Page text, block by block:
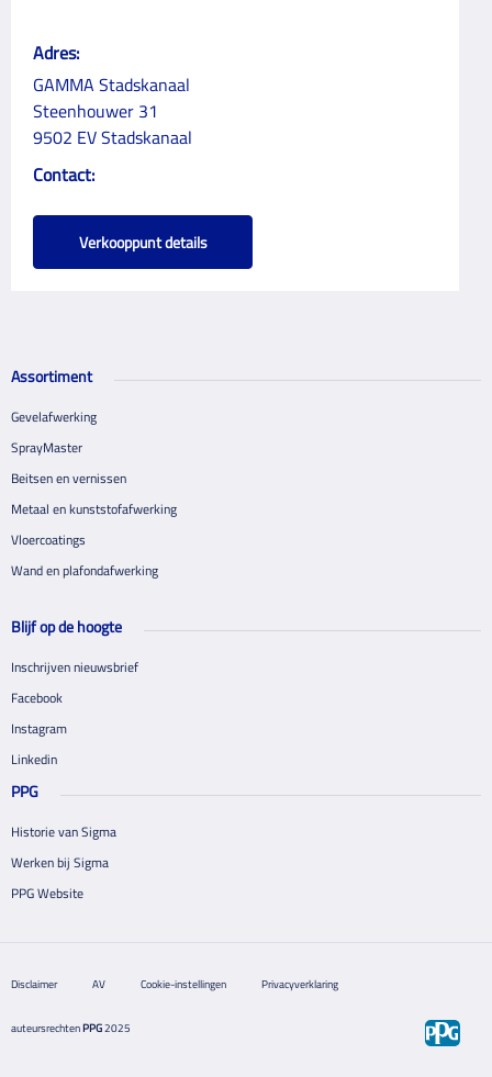
Adres:
GAMMA Stadskanaal
Steenhouwer 31
9502 EV Stadskanaal
Contact:
Verkooppunt details
Assortiment
Gevelafwerking
SprayMaster
Beitsen en vernissen
Metaal en kunststofafwerking
Vloercoatings
Wand en plafondafwerking
Blijf op de hoogte
Inschrijven nieuwsbrief
Facebook
Instagram
Linkedin
PPG
Historie van Sigma
Werken bij Sigma
PPG Website
Disclaimer AV Cookie-instellingen Privacyverklaring
auteursrechtenPPG2025